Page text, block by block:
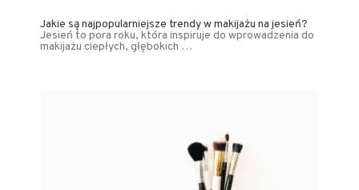
Jakie są najpopularniejsze trendy w makijażu na jesień?
Jesień to pora roku, która inspiruje do wprowadzenia do
makijażu ciepłych, głębokich …